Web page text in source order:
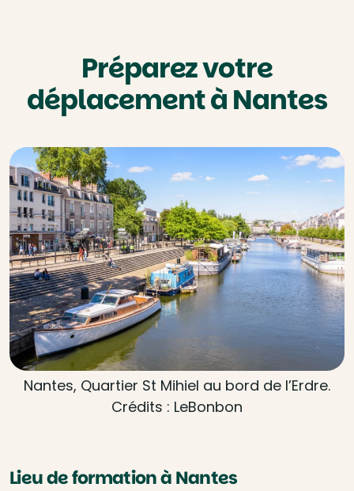
Préparez votre
déplacement à Nantes
Nantes, Quartier St Mihiel au bord de l’Erdre.
Crédits : LeBonbon
Lieu de formation à Nantes